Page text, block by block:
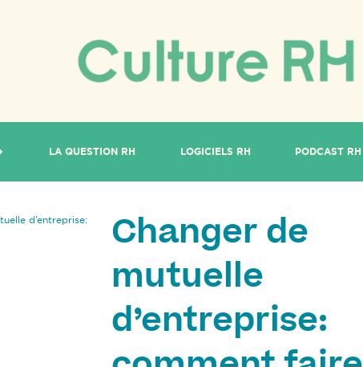
LA QUESTION RH LOGICIELS RH PODCAST RH
d’entreprise:
Changer de
mutuelle
d’entreprise: